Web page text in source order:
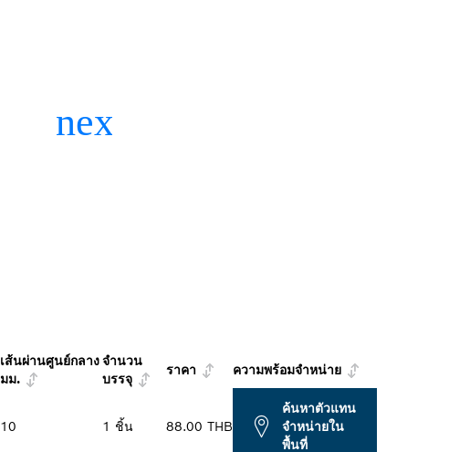
เส้นผ่านศูนย์กลาง
มม.
จำนวน
บรรจุ
ราคา ความพร้อมจำหน่าย
10 1 ชิ้น 88.00 THB
ค้นหาตัวแทน
จำหน่ายใน
พื้นที่